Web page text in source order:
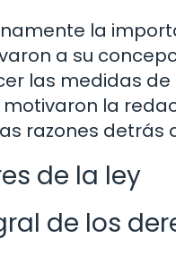
la
a su
las medidas de
la
razones
de la ley
de los